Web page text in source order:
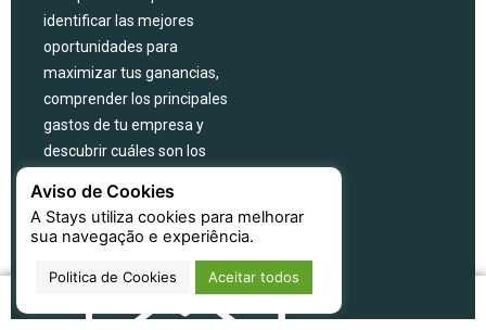
identificar las mejores
oportunidades para
maximizar tus ganancias,
comprender los principales
gastos de tu empresa y
descubrir cuáles son los
generan más reservas.
RECIBIR LA
Aviso de Cookies
A Stays utiliza cookies para melhorar
sua navegação e experiência.
Politica de Cookies Aceitar todos